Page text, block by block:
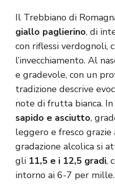
Il Trebbiano di
giallo paglierino, di
con riflessi verdognoli,
l’invecchiamento. Al
e gradevole, con un
tradizione descrive
note di frutta bianca. In
sapido e asciutto,
leggero e fresco grazie
gradazione alcolica si
gli 11,5 e i 12,5 gradi,
intorno ai 6-7 per mille.